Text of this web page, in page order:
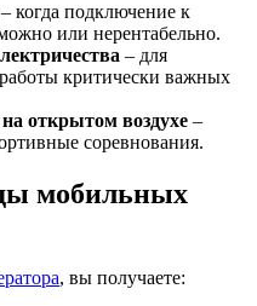
– когда подключение к
или нерентабельно.
– для
критически важных
открытом воздухе –
соревнования.
мобильных
, вы получаете: